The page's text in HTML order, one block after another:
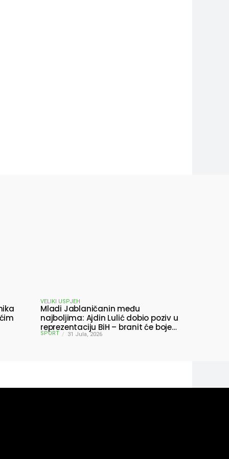
VELIKI USPJEH
Mladi Jablaničanin među
najboljima: Ajdin Lulić dobio poziv u
reprezentaciju BiH – branit će boje
BiH na Slovenia Ball
SPORT 31 Jula, 2026